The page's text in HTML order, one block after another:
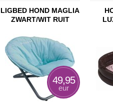
LIGBED HOND MAGLIA
ZWART/WIT RUIT
49,95
eur